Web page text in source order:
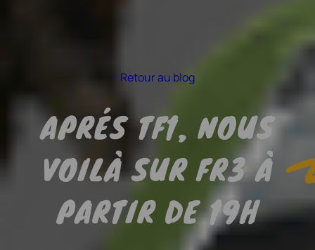
Retour au blog
APRÉS TF1, NOUS
VOILÀ SUR FR3 À
PARTIR DE 19H